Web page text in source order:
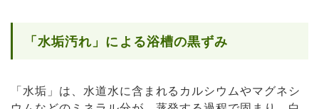
「水垢汚れ」による浴槽の黒ずみ
「水垢」は、水道水に含まれるカルシウムやマグネシ